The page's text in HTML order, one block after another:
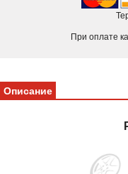
При оплате
Описание